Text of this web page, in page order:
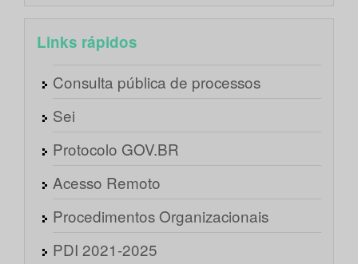
Links rápidos
Consulta pública de processos
Sei
Protocolo GOV.BR
Acesso Remoto
Procedimentos Organizacionais
PDI 2021-2025